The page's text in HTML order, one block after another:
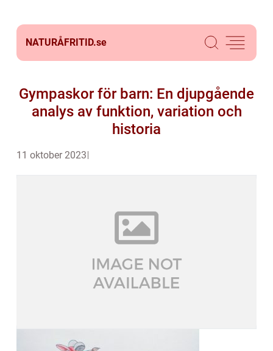
NATURÅFRITID.se
Gympaskor för barn: En djupgående
analys av funktion, variation och
historia
11 oktober 2023